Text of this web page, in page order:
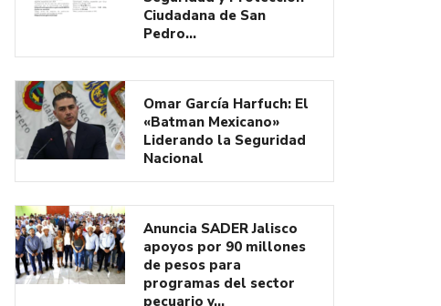
Ciudadana de San
Pedro…
Omar García Harfuch: El
«Batman Mexicano»
Liderando la Seguridad
Nacional
Anuncia SADER Jalisco
apoyos por 90 millones
de pesos para
programas del sector
pecuario y…